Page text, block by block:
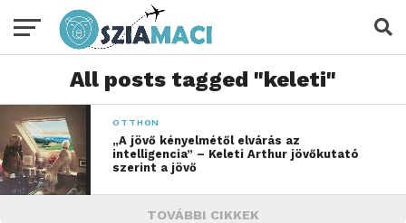
All posts tagged "keleti"
OTTHON
„A jövő kényelmétől elvárás az
intelligencia” – Keleti Arthur jövőkutató
szerint a jövő
TOVÁBBI CIKKEK